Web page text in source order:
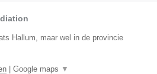
Hallum, maar wel in de provincie
| Google maps ▼